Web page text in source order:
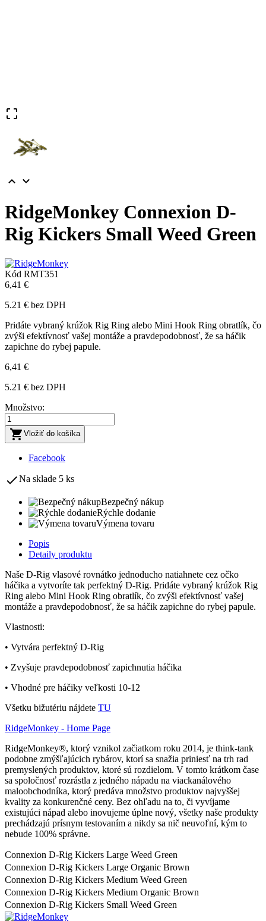

 
RidgeMonkey Connexion D-
Rig Kickers Small Weed Green
Kód RMT351
6,41 €
5.21 € bez DPH
Pridáte vybraný krúžok Rig Ring alebo Mini Hook Ring obratlík, čo
zvýši efektívnosť vašej montáže a pravdepodobnosť, že sa háčik
zapichne do rybej papule.
6,41 €
5.21 € bez DPH
Množstvo:
 Vložiť do košíka
Facebook
Na sklade 5 ks
Bezpečný nákup
Rýchle dodanie
Výmena tovaru
Popis
Detaily produktu
Naše D-Rig vlasové rovnátko jednoducho natiahnete cez očko
háčika a vytvoríte tak perfektný D-Rig. Pridáte vybraný krúžok Rig
Ring alebo Mini Hook Ring obratlík, čo zvýši efektívnosť vašej
montáže a pravdepodobnosť, že sa háčik zapichne do rybej papule.
Vlastnosti:
• Vytvára perfektný D-Rig
• Zvyšuje pravdepodobnosť zapichnutia háčika
• Vhodné pre háčiky veľkosti 10-12
Všetku bižutériu nájdete TU
RidgeMonkey - Home Page
RidgeMonkey®, ktorý vznikol začiatkom roku 2014, je think-tank
podobne zmýšľajúcich rybárov, ktorí sa snažia priniesť na trh rad
premyslených produktov, ktoré sú rozdielom. V tomto krátkom čase
sa spoločnosť rozrástla z jedného nápadu na viackanálového
maloobchodníka, ktorý predáva množstvo produktov najvyššej
kvality za konkurenčné ceny. Bez ohľadu na to, či vyvíjame
existujúci nápad alebo inovujeme úplne nový, všetky naše produkty
prechádzajú prísnym testovaním a nikdy sa nič neuvoľní, kým to
nebude 100% správne.
Connexion D-Rig Kickers Large Weed Green
Connexion D-Rig Kickers Large Organic Brown
Connexion D-Rig Kickers Medium Weed Green
Connexion D-Rig Kickers Medium Organic Brown
Connexion D-Rig Kickers Small Weed Green